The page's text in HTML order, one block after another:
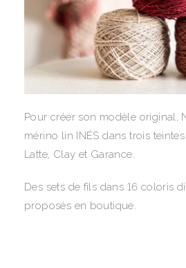
Pour créer son modèle original,
mérino lin INÉS dans trois
Latte, Clay et Garance.
Des sets de fils dans 16 coloris
proposés en boutique.